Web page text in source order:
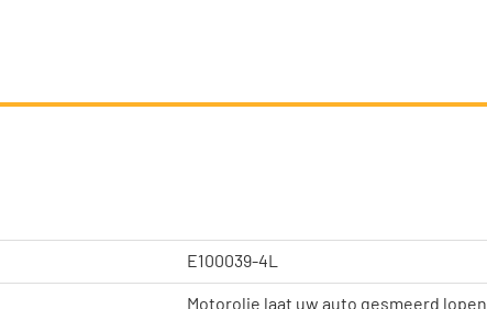
E100039-4L
Motorolie laat uw auto gesmeerd lopen